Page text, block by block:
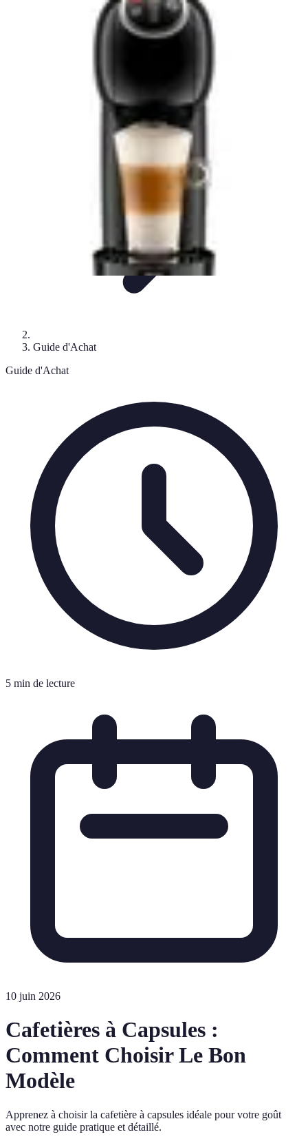
Comparateur Cafetière Capsules
Accessoires Conseils & Astuces Entretien
Guide d'Achat
Guide d'Achat
5 min de lecture
10 juin 2026
Cafetières à Capsules :
Comment Choisir Le Bon
Modèle
Apprenez à choisir la cafetière à capsules idéale pour votre goût
avec notre guide pratique et détaillé.